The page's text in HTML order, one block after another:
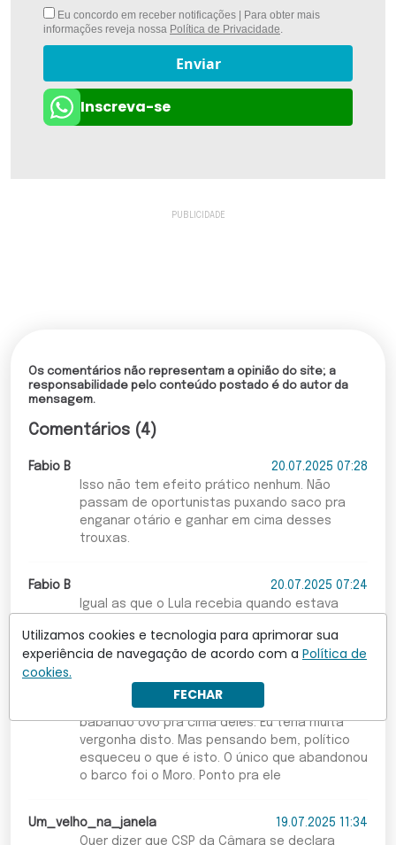
Eu concordo em receber notificações | Para obter mais
informações reveja nossa Política de Privacidade.
Enviar
Inscreva-se
Os comentários não representam a opinião do site; a
responsabilidade pelo conteúdo postado é do autor da
mensagem.
Comentários (4)
Fabio B
20.07.2025 07:28
Isso não tem efeito prático nenhum. Não
passam de oportunistas puxando saco pra
enganar otário e ganhar em cima desses
trouxas.
Fabio B
20.07.2025 07:24
Igual as que o Lula recebia quando estava
MÃ¡rcio Roberto Jorcovix
Este é o problema. Com Tudo o que esta
família está fazendo ainda tem Deputado
babando ovo pra cima deles. Eu teria muita
vergonha disto. Mas pensando bem, político
esqueceu o que é isto. O único que abandonou
o barco foi o Moro. Ponto pra ele
Um_velho_na_janela
19.07.2025 11:34
Quer dizer que CSP da Câmara se declara
Utilizamos cookies e tecnologia para aprimorar sua
experiência de navegação de acordo com a Política de
cookies.
FECHAR